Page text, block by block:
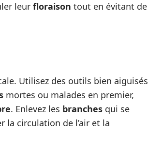
leur floraison tout en évitant de
Utilisez des outils bien aiguisés
mortes ou malades en premier,
. Enlevez les branches qui se
la circulation de l’air et la